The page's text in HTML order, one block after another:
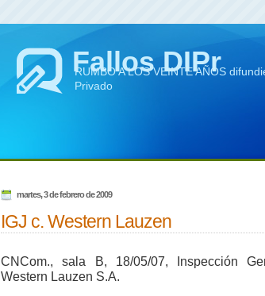
Fallos DIPr
RUMBO A LOS VEINTE AÑOS
Privado
martes, 3 de febrero de 2009
IGJ c. Western Lauzen
CNCom., sala B, 18/05/07, Inspección
Western Lauzen S.A.